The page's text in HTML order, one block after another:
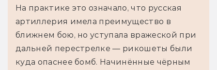
На практике это означало, что русская
артиллерия имела преимущество в
ближнем бою, но уступала вражеской при
дальней перестрелке — рикошеты были
куда опаснее бомб. Начинённые чёрным